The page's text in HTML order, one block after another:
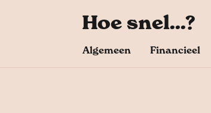
Hoe snel...?
Algemeen Financieel